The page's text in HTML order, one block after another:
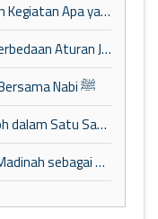
Berapa Lama Haji di Mekkah dan Kegiatan Apa yang Dilakukan?
Pakaian Saat Umroh, Pahami Perbedaan Aturan Jamaah Wanita dan Pria
Umroh Ramadhan Seperti Haji Bersama Nabi ﷺ
Fatwa Ulama: Mengulangi Umroh dalam Satu Safar
Keutamaan yang Mulia: Kota Madinah sebagai Tempat Penuh Berkah dan Perlindungan